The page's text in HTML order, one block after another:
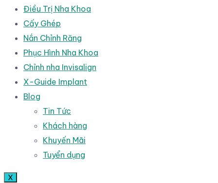
Điều Trị Nha Khoa
Cấy Ghép
Nắn Chỉnh Răng
Phục Hình Nha Khoa
Chỉnh nha Invisalign
X-Guide Implant
Blog
Tin Tức
Khách hàng
Khuyến Mãi
Tuyển dụng
X